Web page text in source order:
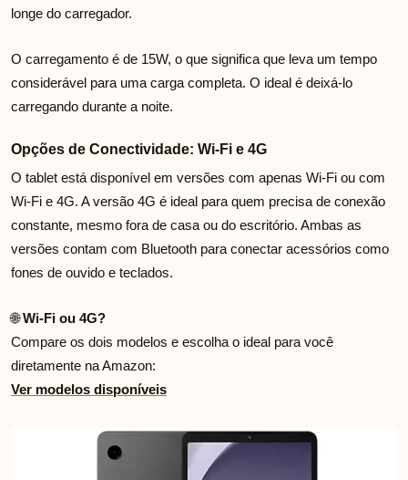
longe do carregador.
O carregamento é de 15W, o que significa que leva um tempo
considerável para uma carga completa. O ideal é deixá-lo
carregando durante a noite.
Opções de Conectividade: Wi-Fi e 4G
O tablet está disponível em versões com apenas Wi-Fi ou com
Wi-Fi e 4G. A versão 4G é ideal para quem precisa de conexão
constante, mesmo fora de casa ou do escritório. Ambas as
versões contam com Bluetooth para conectar acessórios como
fones de ouvido e teclados.
🌐Wi-Fi ou 4G?
Compare os dois modelos e escolha o ideal para você
diretamente na Amazon:
Ver modelos disponíveis